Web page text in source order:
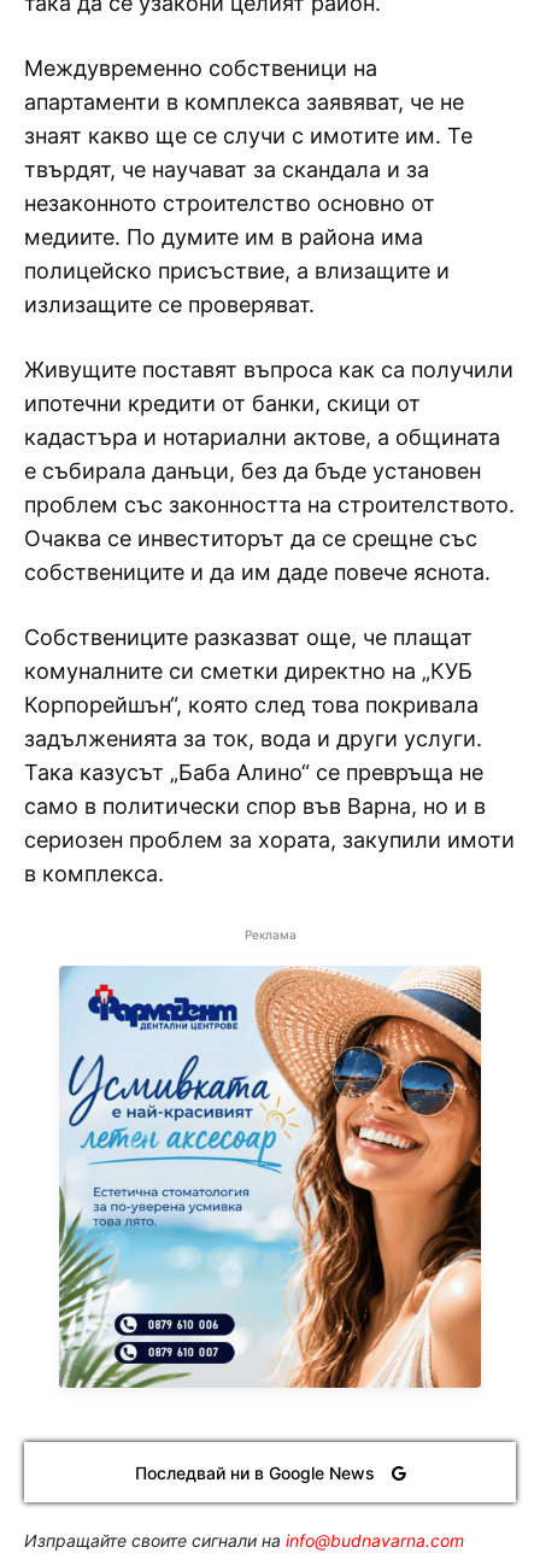
Междувременно собственици на
апартаменти в комплекса заявяват, че не
знаят какво ще се случи с имотите им. Те
твърдят, че научават за скандала и за
незаконното строителство основно от
медиите. По думите им в района има
полицейско присъствие, а влизащите и
излизащите се проверяват.
Живущите поставят въпроса как са получили
ипотечни кредити от банки, скици от
кадастъра и нотариални актове, а общината
е събирала данъци, без да бъде установен
проблем със законността на строителството.
Очаква се инвеститорът да се срещне със
собствениците и да им даде повече яснота.
Собствениците разказват още, че плащат
комуналните си сметки директно на „КУБ
Корпорейшън“, която след това покривала
задълженията за ток, вода и други услуги.
Така казусът „Баба Алино“ се превръща не
само в политически спор във Варна, но и в
сериозен проблем за хората, закупили имоти
в комплекса.
Реклама
Последвай ни в Google News
Изпращайте своите сигнали на info@budnavarna.com